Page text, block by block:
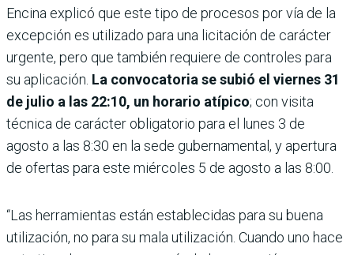
Encina explicó que este tipo de procesos por vía de la
excepción es utilizado para una licitación de carácter
urgente, pero que también requiere de controles para
su aplicación. La convocatoria se subió el viernes 31
de julio a las 22:10, un horario atípico; con visita
técnica de carác­ter obligatorio para el lunes 3 de
agosto a las 8:30 en la sede gubernamental, y apertura
de ofertas para este miérco­les 5 de agosto a las 8:00.
“Las herramientas están establecidas para su buena
utilización, no para su mala utilización. Cuando uno hace